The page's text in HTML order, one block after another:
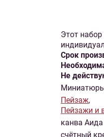
Этот набор
Cрок
Не
Пейзаж,
Пейзажи и
канва
счётный